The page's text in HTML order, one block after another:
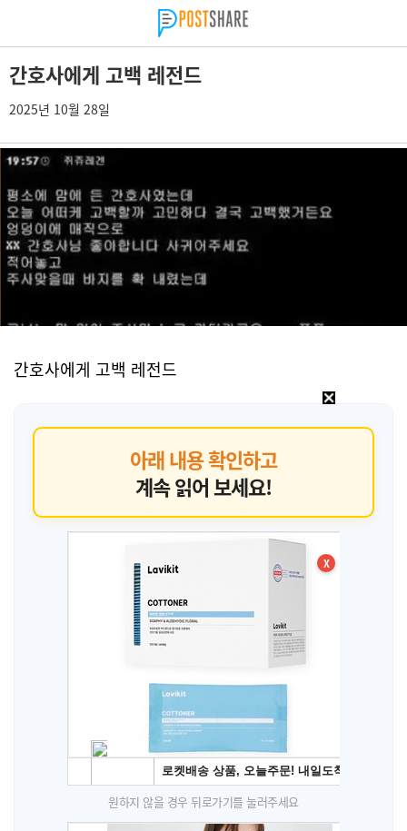
간호사에게 고백 레전드
2025년 10월 28일
간호사에게 고백 레전드
아래 내용 확인하고
계속 읽어 보세요!
X
원하지 않을 경우 뒤로가기를 눌러주세요